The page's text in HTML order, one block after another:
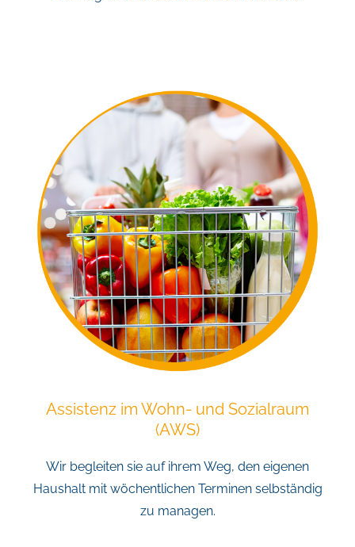
Assistenz im Wohn- und Sozialraum
(AWS)
Wir begleiten sie auf ihrem Weg, den eigenen
Haushalt mit wöchentlichen Terminen selbständig
zu managen.